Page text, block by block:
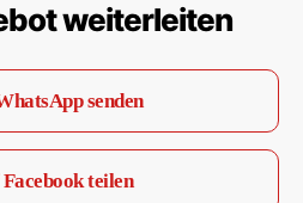
weiterleiten
senden
teilen